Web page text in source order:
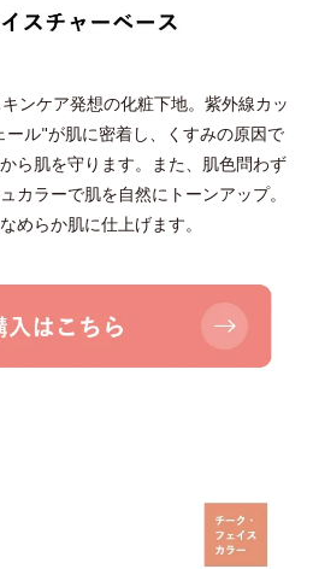
ンケア発想の化粧下地。紫外線カッ
ール"が肌に密着し、くすみの原因で
ら肌を守ります。また、肌色問わず
カラーで肌を自然にトーンアップ。
めらか肌に仕上げます。